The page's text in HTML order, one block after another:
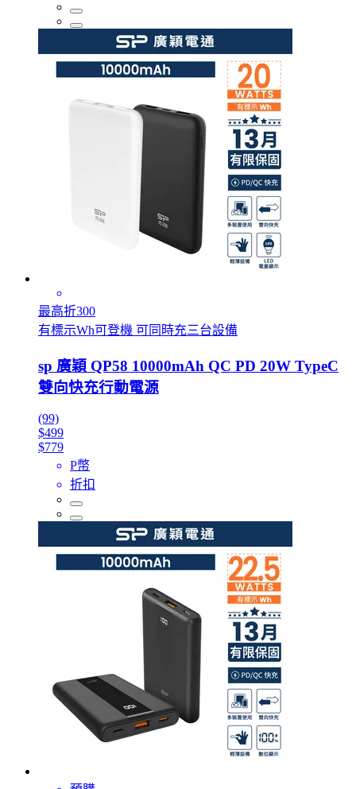
最高折300
有標示Wh可登機 可同時充三台設備
sp 廣穎 QP58 10000mAh QC PD 20W TypeC
雙向快充行動電源
(99)
$499
$779
P幣
折扣